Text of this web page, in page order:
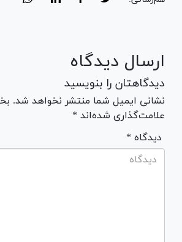
ارسال دیدگاه
دیدگاهتان را بنویسید
نشانی ایمیل شما منتشر نخواهد شد.
علامت‌گذاری شده‌اند *
* دیدگاه